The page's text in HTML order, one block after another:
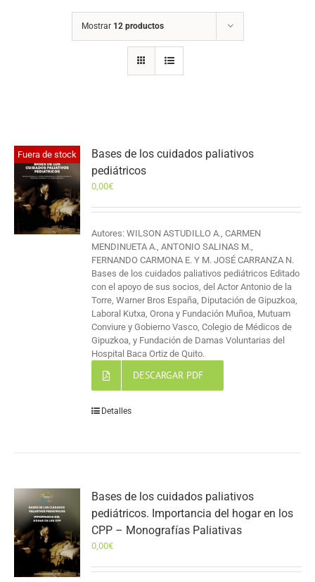
Mostrar 12 productos
Fuera de stock
Bases de los cuidados paliativos
pediátricos
0,00€
Autores: WILSON ASTUDILLO A., CARMEN
MENDINUETA A., ANTONIO SALINAS M.,
FERNANDO CARMONA E. Y M. JOSÉ CARRANZA N.
Bases de los cuidados paliativos pediátricos Editado
con el apoyo de sus socios, del Actor Antonio de la
Torre, Warner Bros España, Diputación de Gipuzkoa,
Laboral Kutxa, Orona y Fundación Muñoa, Mutuam
Conviure y Gobierno Vasco, Colegio de Médicos de
Gipuzkoa, y Fundación de Damas Voluntarias del
Hospital Baca Ortiz de Quito.
DESCARGAR PDF
Detalles
Bases de los cuidados paliativos
pediátricos. Importancia del hogar en los
CPP – Monografías Paliativas
0,00€